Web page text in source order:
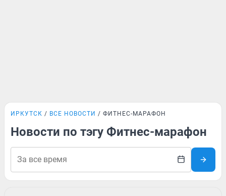
ИРКУТСК ВСЕ НОВОСТИ ФИТНЕС-МАРАФОН
Новости по тэгу Фитнес-марафон